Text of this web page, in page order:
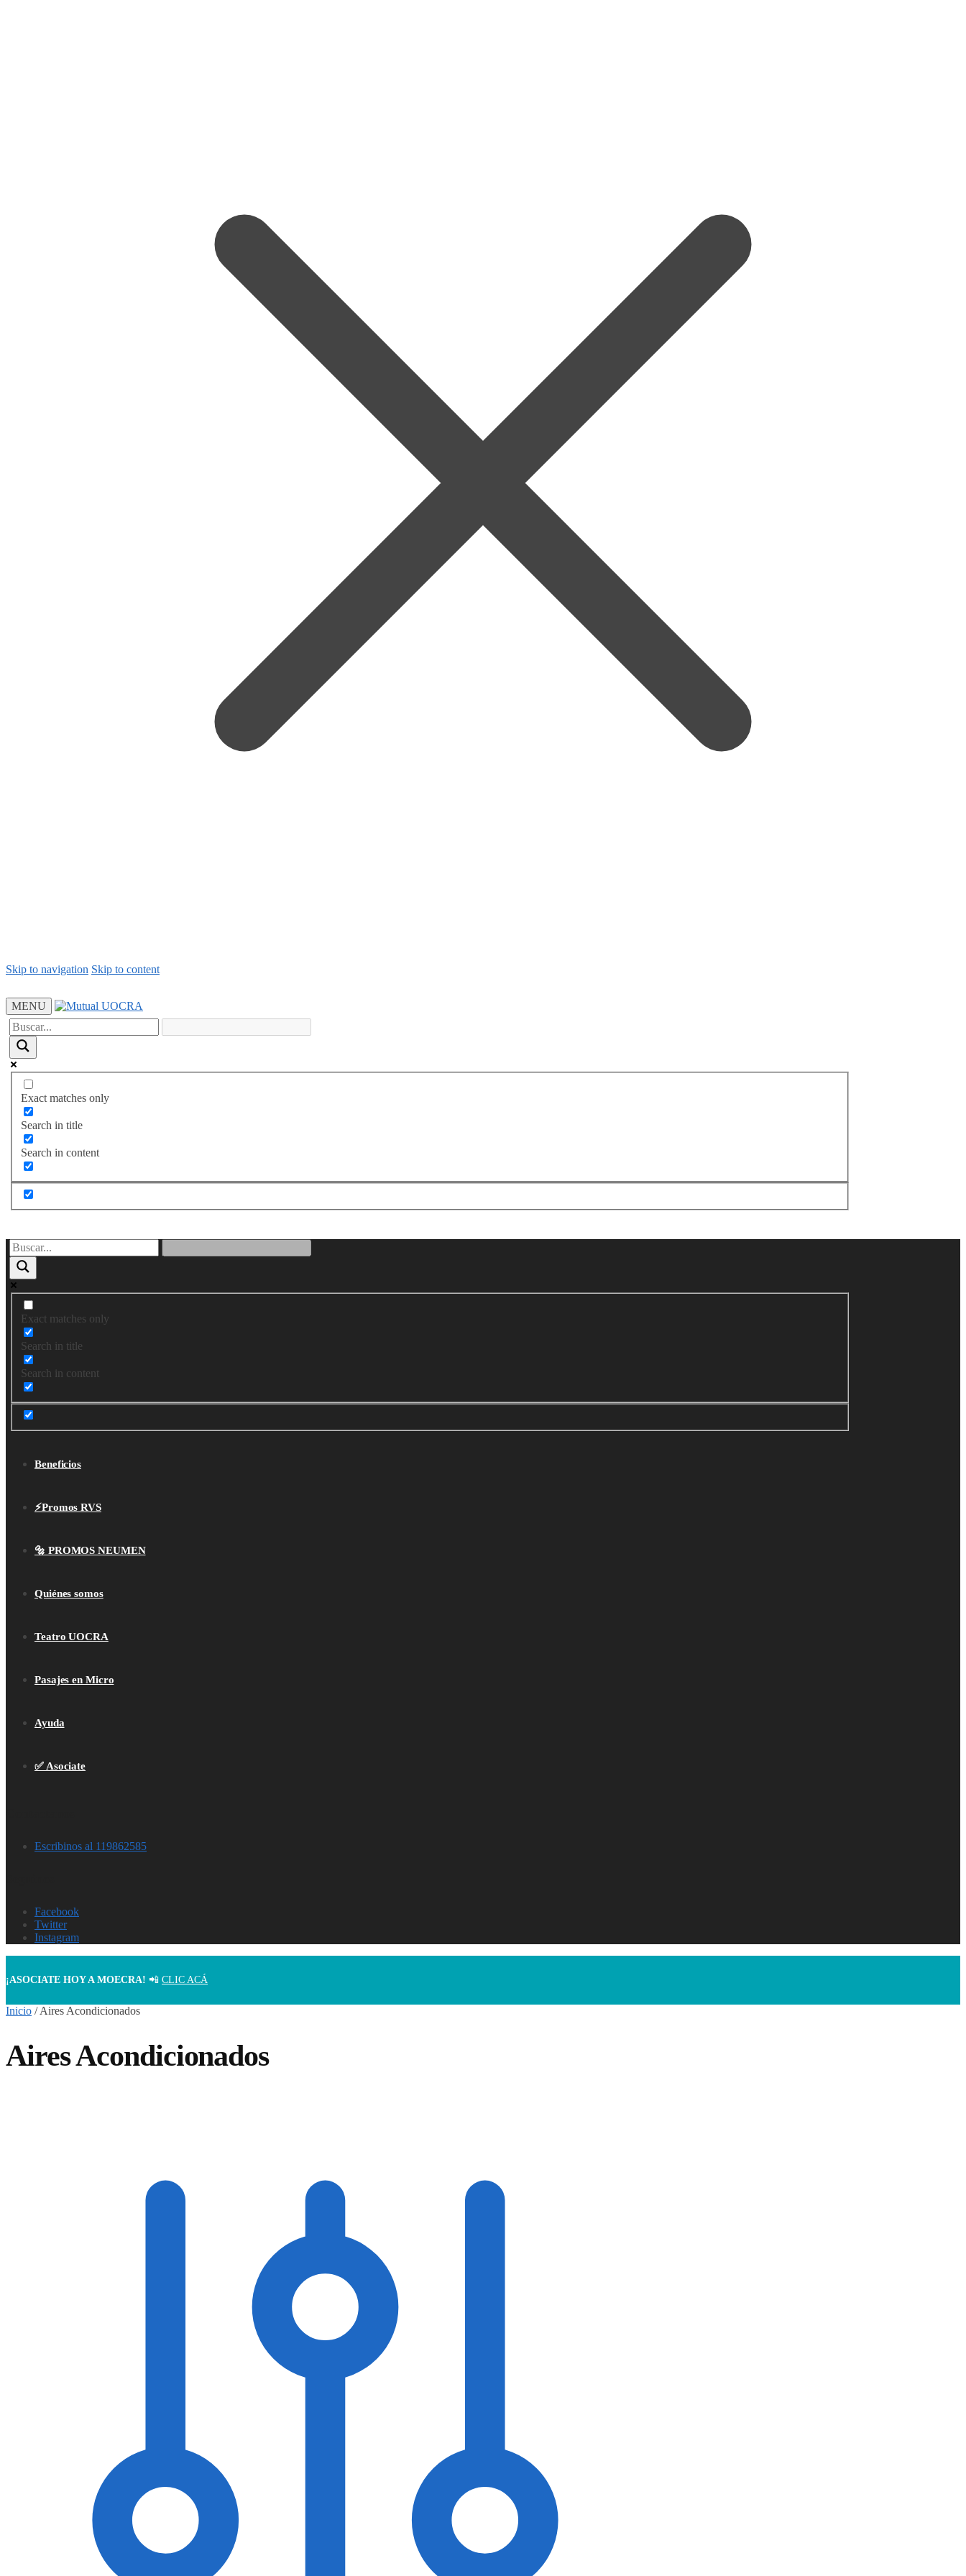
Skip to navigation Skip to content
MENU
Exact matches only
Search in title
Search in content
Exact matches only
Search in title
Search in content
Beneficios
⚡Promos RVS
🔩 PROMOS NEUMEN
Quiénes somos
Teatro UOCRA
Pasajes en Micro
Ayuda
✅ Asociate
Escribinos al 119862585
Facebook
Twitter
Instagram
¡ASOCIATE HOY A MOECRA! 📲 CLIC ACÁ
Inicio /Aires Acondicionados
Aires Acondicionados